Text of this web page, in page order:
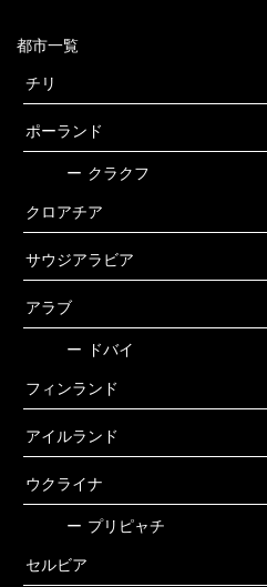
都市一覧
チリ
ポーランド
ー クラクフ
クロアチア
サウジアラビア
アラブ
ー ドバイ
フィンランド
アイルランド
ウクライナ
ー プリピャチ
セルビア